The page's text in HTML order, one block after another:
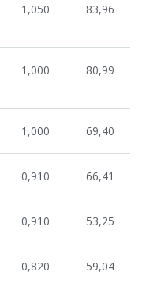
1,050 83,96
1,000 80,99
1,000 69,40
0,910 66,41
0,910 53,25
0,820 59,04